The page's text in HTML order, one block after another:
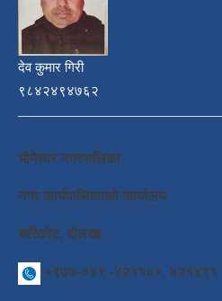
देव कुमार गिरी
९८४२४९४७६२
भीमेश्वर नगरपालिका
नगर कार्यपालिकाको कार्यालय
चरिकोट, दोलखा
+९७७-०४९ -४२११००, ४२१४९१